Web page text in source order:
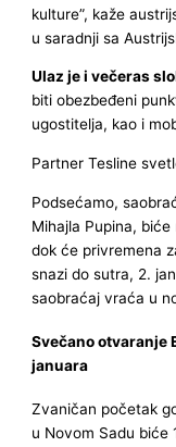
kulture”, kaže
u saradnji sa
Ulaz je i večeras
biti obezbeđeni
ugostitelja, kao i
Partner Tesline
Podsećamo,
Mihajla Pupina,
dok će privremena
snazi do sutra, 2.
saobraćaj vraća u
Svečano otvaranje
januara
Zvaničan početak
u Novom Sadu biće